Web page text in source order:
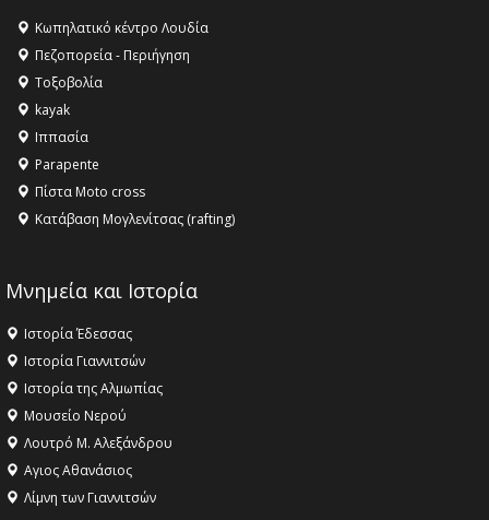
Κωπηλατικό κέντρο Λουδία
Πεζοπορεία - Περιήγηση
Τοξοβολία
kayak
Ιππασία
Parapente
Πίστα Moto cross
Κατάβαση Μογλενίτσας (rafting)
Μνημεία και Ιστορία
Ιστορία Έδεσσας
Ιστορία Γιαννιτσών
Ιστορία της Αλμωπίας
Μουσείο Νερού
Λουτρό Μ. Αλεξάνδρου
Αγιος Αθανάσιος
Λίμνη των Γιαννιτσών